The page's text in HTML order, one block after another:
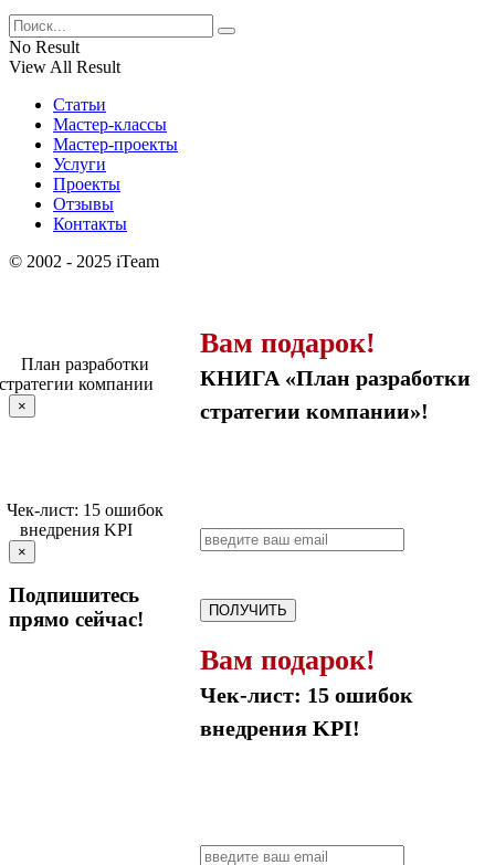
No Result
View All Result
Статьи
Мастер-классы
Мастер-проекты
Услуги
Проекты
Отзывы
Контакты
© 2002 - 2025 iTeam
Вам подарок!
КНИГА «План разработки
стратегии компании»!
ПОЛУЧИТЬ
×
Вам подарок!
Чек-лист: 15 ошибок
внедрения KPI!
×
Подпишитесь
прямо сейчас!